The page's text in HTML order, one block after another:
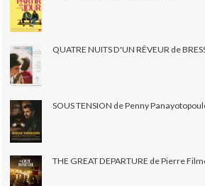
QUATRE NUITS D'UN RÊVEUR de
SOUS TENSION de Penny
THE GREAT DEPARTURE de Pierre